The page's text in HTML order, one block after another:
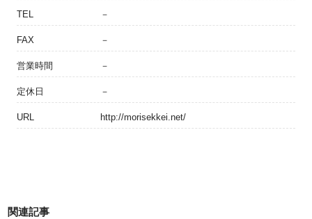
TEL －
FAX －
営業時間 －
定休日 －
URL http://morisekkei.net/
関連記事